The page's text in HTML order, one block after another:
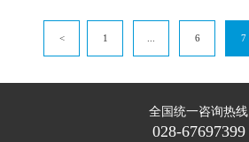
< 1 6 7
全国统一咨询热线
028-67697399